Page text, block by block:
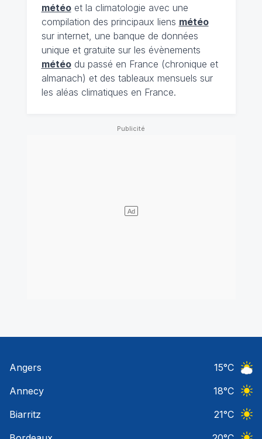
météoet la climatologie avec une
compilation des principaux liens météo
sur internet, une banque de données
unique et gratuite sur les évènements
météodu passé en France (chronique et
almanach) et des tableaux mensuels sur
les aléas climatiques en France.
Angers 15°C
Annecy
18°C
Biarritz
21°C